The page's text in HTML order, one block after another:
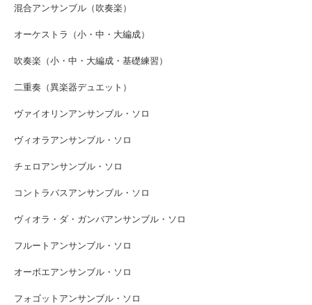
混合アンサンブル（吹奏楽）
オーケストラ（小・中・大編成）
吹奏楽（小・中・大編成・基礎練習）
二重奏（異楽器デュエット）
ヴァイオリンアンサンブル・ソロ
ヴィオラアンサンブル・ソロ
チェロアンサンブル・ソロ
コントラバスアンサンブル・ソロ
ヴィオラ・ダ・ガンバアンサンブル・ソロ
フルートアンサンブル・ソロ
オーボエアンサンブル・ソロ
フォゴットアンサンブル・ソロ